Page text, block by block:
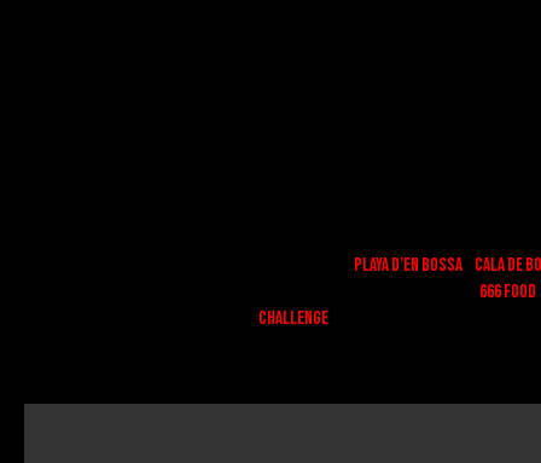
Playa d’en Bossa Cala de
666 FOOD
CHALLENGE.